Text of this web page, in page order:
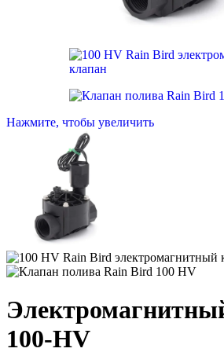
Нажмите, чтобы увеличить
100-HV